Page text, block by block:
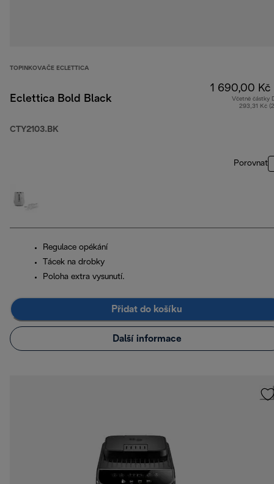
TOPINKOVAČE ECLETTICA
Eclettica Bold Black
CTY2103.BK
1 690,00 Kč
Včetně částky
293,31 Kč
Porovnat
Regulace opékání
Tácek na drobky
Poloha extra vysunutí.
Přidat do košíku
Další informace